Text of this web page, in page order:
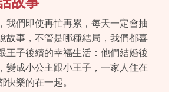
我們即使再忙再累，每天一定會抽
故事，不管是哪種結局，我們都喜
王子後續的幸福生活：他們結婚後
變成小公主跟小王子，一家人住在
快樂的在一起。